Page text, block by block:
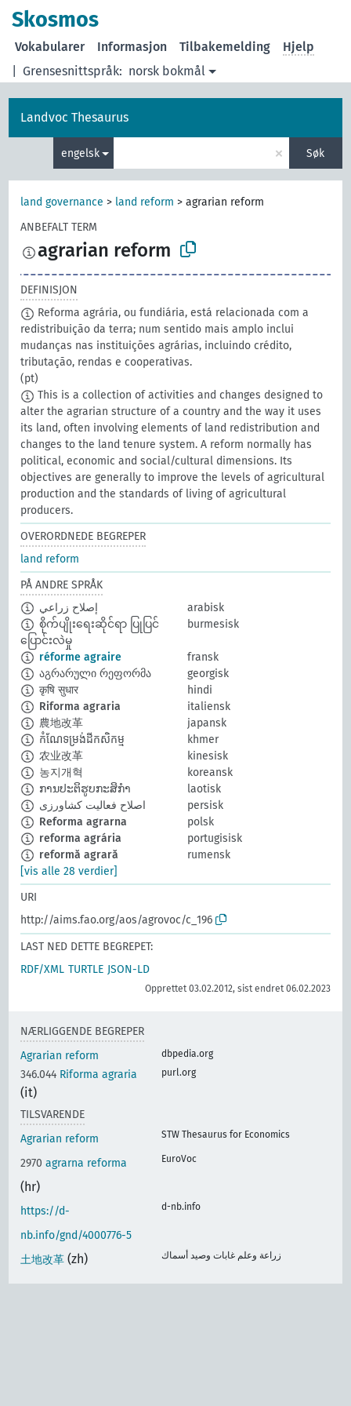
Skosmos
Grensesnittspråk: norsk bokmål
Vokabularer Informasjon Tilbakemelding Hjelp
Landvoc Thesaurus
engelsk × Søk
land governance > land reform >agrarian reform
ANBEFALT TERM
agrarian reform
DEFINISJON
Reforma agrária, ou fundiária, está relacionada com a
redistribuição da terra; num sentido mais amplo inclui
mudanças nas instituições agrárias, incluindo crédito,
tributação, rendas e cooperativas.
(pt)
This is a collection of activities and changes designed to
alter the agrarian structure of a country and the way it uses
its land, often involving elements of land redistribution and
changes to the land tenure system. A reform normally has
political, economic and social/cultural dimensions. Its
objectives are generally to improve the levels of agricultural
production and the standards of living of agricultural
producers.
OVERORDNEDE BEGREPER
land reform
PÅ ANDRE SPRÅK
إصلاح زراعي
arabisk
စိုက်ပျိုးရေးဆိုင်ရာ ပြုပြင်
ပြောင်းလဲမှု
burmesisk
réforme agraire
fransk
აგრარული რეფორმა
georgisk
कृषि सुधार
hindi
Riforma agraria
italiensk
農地改革
japansk
កំណែទម្រង់ដីកសិកម្ម
khmer
农业改革
kinesisk
농지개혁
koreansk
ການປະຕິຮູບກະສິກຳ
laotisk
اصلاح فعالیت کشاورزی
persisk
Reforma agrarna
polsk
reforma agrária
portugisisk
reformă agrară
rumensk
[vis alle 28 verdier]
URI
http://aims.fao.org/aos/agrovoc/c_196
LAST NED DETTE BEGREPET:
RDF/XML TURTLE JSON-LD
Opprettet 03.02.2012, sist endret 06.02.2023
NÆRLIGGENDE BEGREPER
Agrarian reform
dbpedia.org
346.044 Riforma agraria
(it)
purl.org
TILSVARENDE
Agrarian reform
STW Thesaurus for Economics
2970agrarna reforma
(hr)
EuroVoc
https://d-
nb.info/gnd/4000776-5
d-nb.info
土地改革 (zh) زراعة وعلم غابات وصيد أسماك